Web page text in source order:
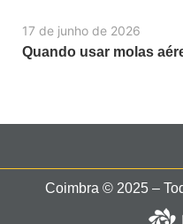
17 de junho de 2026
Quando usar molas
Coimbra © 2025 –